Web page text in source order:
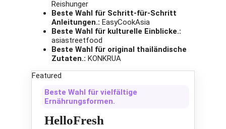
Reishunger
Beste Wahl für Schritt-für-Schritt
Anleitungen.: EasyCookAsia
Beste Wahl für kulturelle Einblicke.:
asiastreetfood
Beste Wahl für original thailändische
Zutaten.: KONKRUA
Featured
Beste Wahl für vielfältige
Ernährungsformen.
HelloFresh